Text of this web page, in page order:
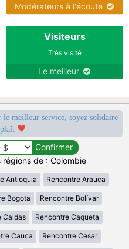
Modérateurs à l'écoute
Visiteurs
Très visité
Le meilleur
meilleur service, soyez solidaire
de : Colombie
Antioquia Rencontre Arauca
Bogota Rencontre Bolívar
Caldas Rencontre Caqueta
Cauca Rencontre Cesar